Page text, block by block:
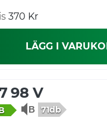
370 Kr
LÄGG I
98 V
71db